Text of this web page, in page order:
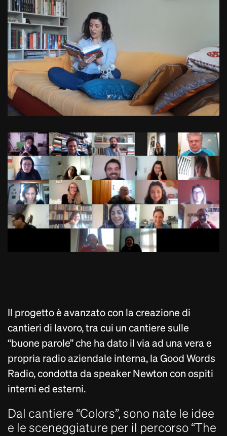
Il progetto è avanzato con la creazione di
cantieri di lavoro, tra cui un cantiere sulle
“buone parole” che ha dato il via ad una vera e
propria radio aziendale interna, la Good Words
Radio, condotta da speaker Newton con ospiti
interni ed esterni.
Dal cantiere “Colors”, sono nate le idee
e le sceneggiature per il percorso “The